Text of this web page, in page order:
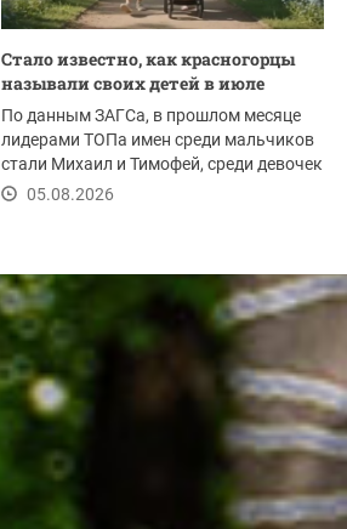
Стало известно, как красногорцы
называли своих детей в июле
По данным ЗАГСа, в прошлом месяце
лидерами ТОПа имен среди мальчиков
стали Михаил и Тимофей, среди девочек
-... 05.08.2026